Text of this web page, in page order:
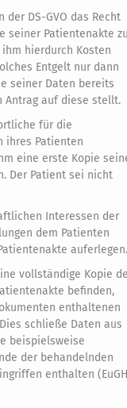
DS-GVO das Recht
seiner Patientenakte
hierdurch Kosten
Entgelt nur dann
seiner Daten bereits
Antrag auf diese stellt.
für die
ihres Patienten
eine erste Kopie
Der Patient sei nicht
Interessen der
dem Patienten
auferlegen.
vollständige Kopie
befinden,
enthaltenen
schließe Daten aus
beispielsweise
der behandelnden
enthalten